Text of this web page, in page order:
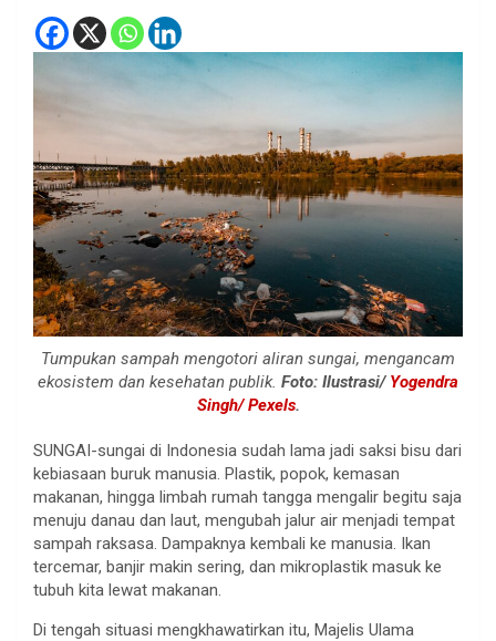
Tumpukan sampah mengotori aliran sungai, mengancam
ekosistem dan kesehatan publik. Foto: Ilustrasi/ Yogendra
Singh/ Pexels.
SUNGAI-sungai di Indonesia sudah lama jadi saksi bisu dari
kebiasaan buruk manusia. Plastik, popok, kemasan
makanan, hingga limbah rumah tangga mengalir begitu saja
menuju danau dan laut, mengubah jalur air menjadi tempat
sampah raksasa. Dampaknya kembali ke manusia. Ikan
tercemar, banjir makin sering, dan mikroplastik masuk ke
tubuh kita lewat makanan.
Di tengah situasi mengkhawatirkan itu, Majelis Ulama